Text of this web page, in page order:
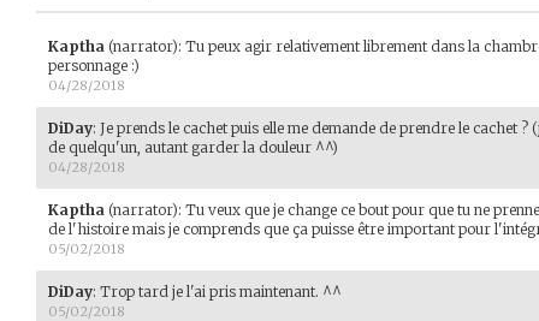
Kaptha (narrator): Tu peux agir relativement librement dans la
personnage :)
04/28/2018
DiDay: Je prends le cachet puis elle me demande de prendre le cachet
de quelqu'un, autant garder la douleur ^^)
04/28/2018
Kaptha (narrator): Tu veux que je change ce bout pour que tu ne
de l'histoire mais je comprends que ça puisse être important pour
05/02/2018
DiDay: Trop tard je l'ai pris maintenant. ^^
05/02/2018